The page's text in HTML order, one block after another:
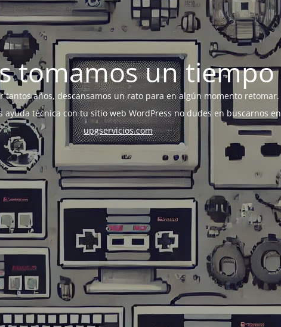
tomamos un tiempo
tantos años, descansamos un rato para en algún momento retomar.
ayuda técnica con tu sitio web WordPress no dudes en buscarnos en
upgservicios.com